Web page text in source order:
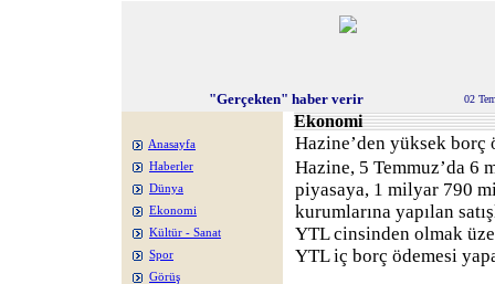
"Gerçekten" haber verir 02
Anasayfa
Haberler
Dünya
Ekonomi
Kültür - Sanat
Spor
Görüş
Ekonomi
Hazine’den yüksek borç
Hazine, 5 Temmuz’da 6
piyasaya, 1 milyar 790
kurumlarına yapılan
YTL cinsinden olmak
YTL iç borç ödemesi